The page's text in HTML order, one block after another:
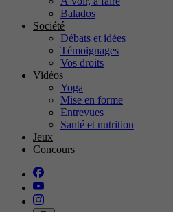
Balados
Société
Débats et idées
Témoignages
Vos droits
Vidéos
Yoga
Mise en forme
Entrevues
Santé et nutrition
Jeux
Concours